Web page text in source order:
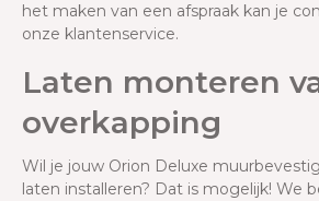
het maken van een afspraak kan je
onze klantenservice.
Laten monteren
overkapping
Wil je jouw Orion Deluxe
laten installeren? Dat is mogelijk! We